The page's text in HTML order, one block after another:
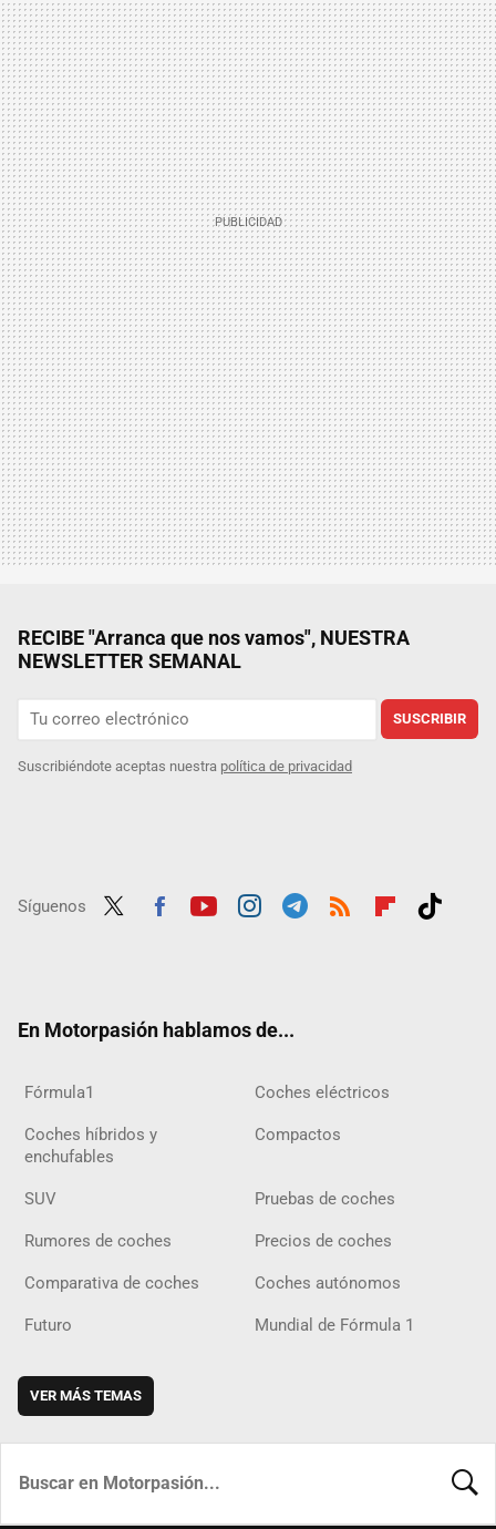
RECIBE "Arranca que nos vamos", NUESTRA
NEWSLETTER SEMANAL
SUSCRIBIR
Suscribiéndote aceptas nuestra política de privacidad
Síguenos
En Motorpasión hablamos de...
Fórmula1 Coches eléctricos
Coches híbridos y
enchufables
Compactos
SUV Pruebas de coches
Rumores de coches Precios de coches
Comparativa de coches Coches autónomos
Futuro Mundial de Fórmula 1
VER MÁS TEMAS